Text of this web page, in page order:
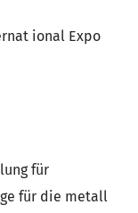
ional Expo
für
für die metall